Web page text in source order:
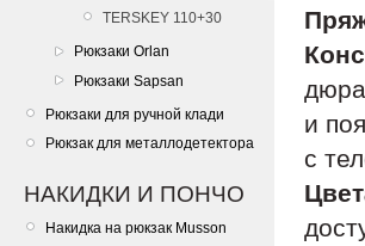
TERSKEY 110+30
Рюкзаки Orlan
Рюкзаки Sapsan
Рюкзаки для ручной клади
Рюкзак для металлодетектора
НАКИДКИ И ПОНЧО
Накидка на рюкзак Musson
и
с